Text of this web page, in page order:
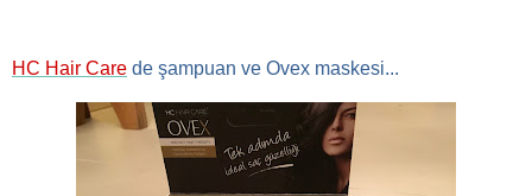
HC Hair Care de şampuan ve Ovex maskesi...